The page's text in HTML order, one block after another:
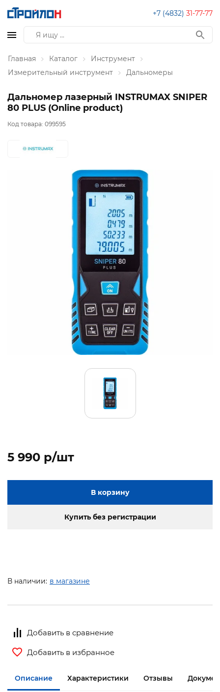
+7 (4832) 31-77-77
Главная Каталог
Инструмент
Измерительный инструмент
Дальномеры
Дальномер лазерный INSTRUMAX SNIPER
80 PLUS (Online product)
Код товара: 099595
5 990 p/шт
В корзину
Купить без регистрации
В наличии: в магазине
Добавить в сравнение
Добавить в избранное
Описание Характеристики Отзывы